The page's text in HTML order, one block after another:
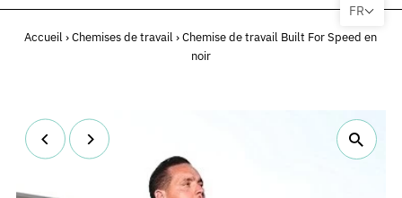
Accueil › Chemises de travail › Chemise de travail Built For Speed en
noir
FR